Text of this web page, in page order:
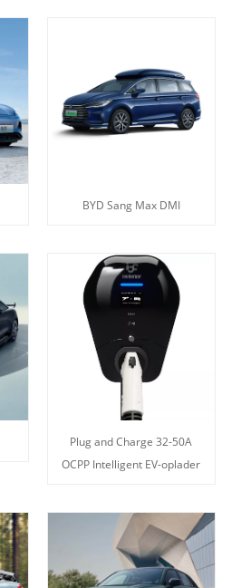
BYD Sang Max DMI
Plug and Charge 32-50A
OCPP Intelligent EV-oplader